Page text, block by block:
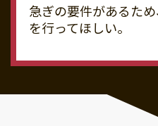
急ぎの要件があるた
を行ってほしい。